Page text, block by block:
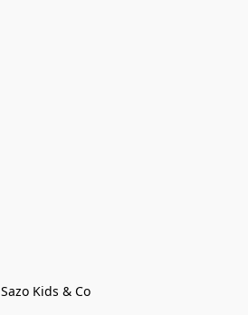
Sazo Kids & Co